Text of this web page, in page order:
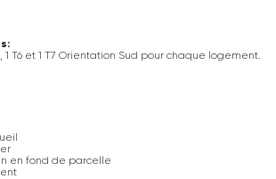
1 T6 et 1 T7 Orientation Sud pour chaque logement.
en fond de parcelle